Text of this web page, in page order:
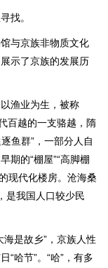
找。
与京族非物质文化
示了京族的发展历
渔业为生，被称
百越的一支骆越，隋
鱼群”，一部分人自
期的“棚屋”“高脚棚
现代化楼房。沧海桑
是我国人口较少民
是故乡”，京族人性
“哈节”。“哈”，有多